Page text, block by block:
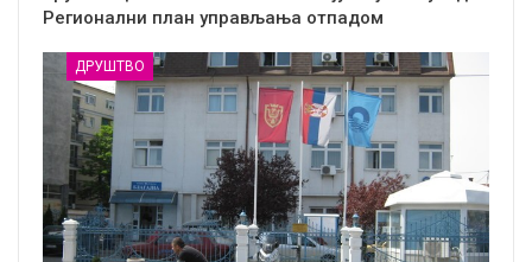
Регионални план управљања отпадом
ДРУШТВО